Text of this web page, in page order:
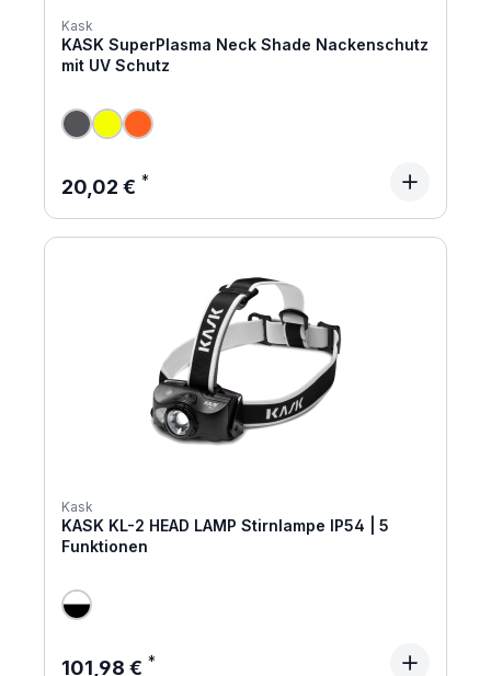
Kask
KASK SuperPlasma Neck Shade Nackenschutz
mit UV Schutz
Regulärer Preis:
20,02 €
Kask
KASK KL-2 HEAD LAMP Stirnlampe IP54 | 5
Funktionen
Regulärer Preis:
101,98 €